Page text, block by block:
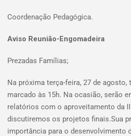
Coordenação Pedagógica.
Aviso Reunião-Engomadeira
Prezadas Famílias;
Na próxima terça-feira, 27 de
marcado às 15h. Na ocasião, serão
relatórios com o aproveitamento da
discutiremos os projetos finais.Sua
importância para o desenvolvimento